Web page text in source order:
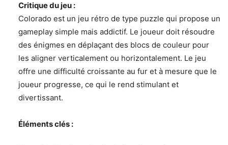
Critique du jeu :
Colorado est un jeu rétro de type puzzle qui propose un
gameplay simple mais addictif. Le joueur doit résoudre
des énigmes en déplaçant des blocs de couleur pour
les aligner verticalement ou horizontalement. Le jeu
offre une difficulté croissante au fur et à mesure que le
joueur progresse, ce qui le rend stimulant et
divertissant.
Éléments clés :